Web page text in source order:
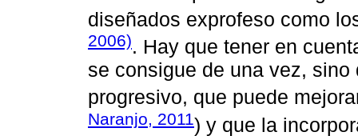
diseñados exprofeso como
2006). Hay que tener en
se consigue de una vez,
progresivo, que puede
Naranjo, 2011) y que la